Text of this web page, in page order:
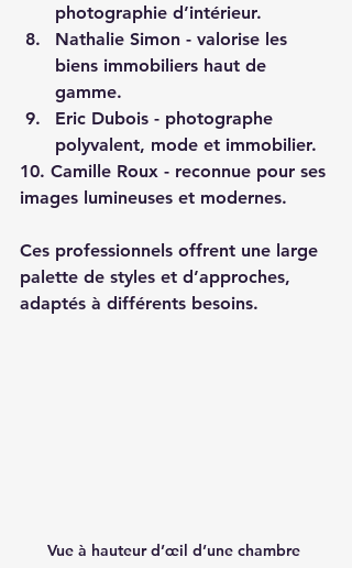
photographie d’intérieur.
Nathalie Simon - valorise les
biens immobiliers haut de
gamme.
Eric Dubois - photographe
polyvalent, mode et immobilier.
10. Camille Roux - reconnue pour ses
images lumineuses et modernes.
Ces professionnels offrent une large
palette de styles et d’approches,
adaptés à différents besoins.
Vue à hauteur d’œil d’une chambre